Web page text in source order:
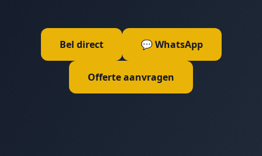
Bel direct 💬 WhatsApp
Offerte aanvragen